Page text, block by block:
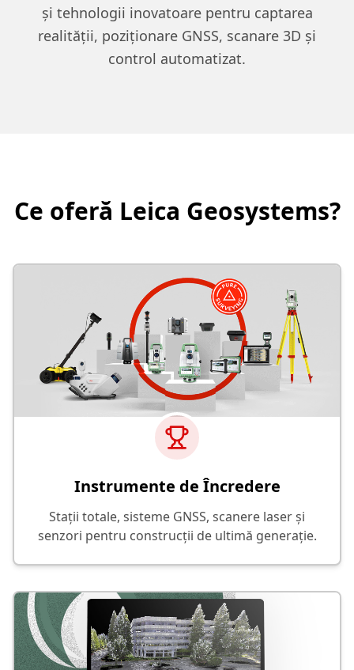
și tehnologii inovatoare pentru captarea
realității, poziționare GNSS, scanare 3D și
control automatizat.
Ce oferă Leica Geosystems?
Instrumente de Încredere
Stații totale, sisteme GNSS, scanere laser și
senzori pentru construcții de ultimă generație.